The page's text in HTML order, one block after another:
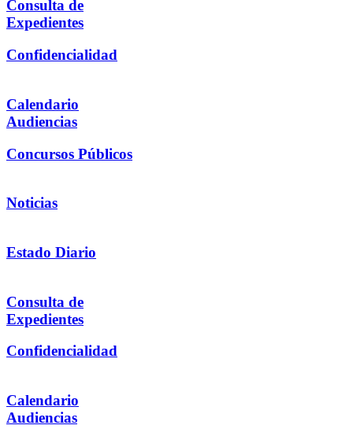
Consulta de
Expedientes
Confidencialidad
Calendario
Audiencias
Concursos Públicos
Noticias
Estado Diario
Consulta de
Expedientes
Confidencialidad
Calendario
Audiencias